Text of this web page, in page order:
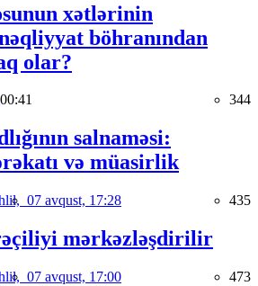
xətlərinin
böhranından
olar?
00:41 344
salnaməsi:
və müasirlik
07 avqust, 17:28 435
mərkəzləşdirilir
07 avqust, 17:00 473